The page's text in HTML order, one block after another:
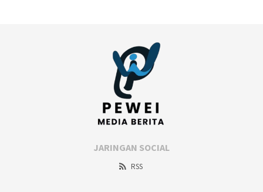
JARINGAN SOCIAL
RSS